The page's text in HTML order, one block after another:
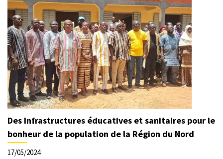
Des Infrastructures éducatives et sanitaires pour le
bonheur de la population de la Région du Nord
17/05/2024